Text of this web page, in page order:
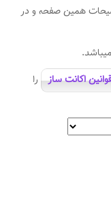
توضیحات همین صفحه و در
اکانت ساز
را